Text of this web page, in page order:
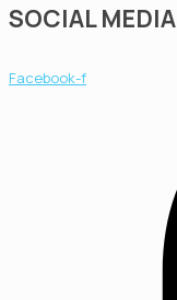
SOCIAL MEDIA
Facebook-f